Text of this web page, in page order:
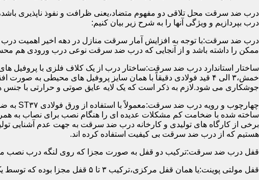
درب ضد سرقت محل تلاقی دو مفهوم متضاد،یعنی ظرافت و نفوذ ناپذیری
درب بپردازیم و ویژگی آنها را به شرح زیر بیان کنیم:
درب ضد سرقت:با توجه به افزایش آمار سرقت منازل در دهه اخیر اهمیت
ممکن را داشته باشد و از آنجایی که درب ضد سرقت نوعی درب ورودی هم
ساختار استاندارد درب ضد سرقت:ساختار درب از یک کلاف فلزی با پروفیل
جوشکاری می شود.لازم به ذکر است که یک لایه عایق صوتی و حرارتی با
ساخته شده با ضخامت کم مشکلات عدیده ای را هنگام نصب برای نصاب به
برخی از کارگاه های تولیدی و کارخانه درب ضد سرقت به جهت عدم
هستیم که از درب ضد سرقت بی کیفیت استفاده کرده اند.
قفل درب ضد سرقت:ترکیب دو قفل به صورت مجزا که روی لنگه درب نصب می گردد به این
قفل مولتی پوینت:یا همان قفل مرکزی،ترکیب ۳ تا ۵ قفل مجزا بوده که توسط یک میله یا اهرم به صورت یک پارچه عمل می کنند،قفل های مولتی پوینت وارداتی در ایران معمولاً دارای ۱۴ زبانه پیستونی است.